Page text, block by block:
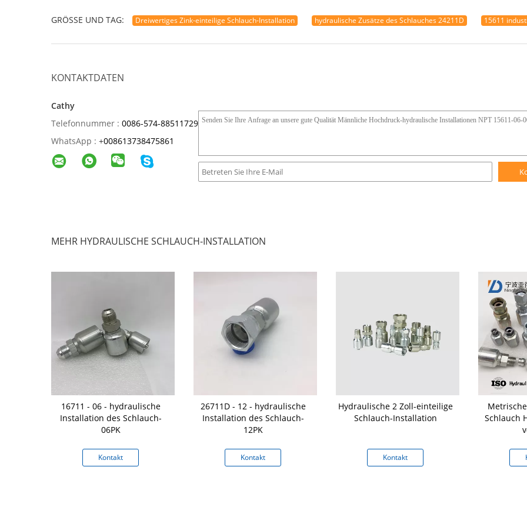
GRÖSSE UND TAG: Dreiwertiges Zink-einteilige Schlauch-Installation hydraulische Zusätze des Schlauches 24211D 15611
KONTAKTDATEN
Cathy
Telefonnummer : 0086-574-88511729
WhatsApp : +008613738475861
MEHR HYDRAULISCHE SCHLAUCH-INSTALLATION
16711 - 06 - hydraulische
Installation des Schlauch-
06PK
Kontakt
26711D - 12 - hydraulische
Installation des Schlauch-
12PK
Kontakt
Hydraulische 2 Zoll-einteilige
Schlauch-Installation
Kontakt
Schlauch